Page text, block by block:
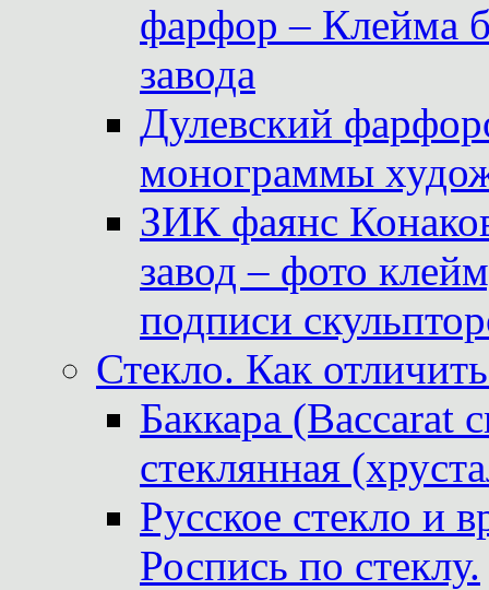
фарфор – Клейма
завода
Дулевский
монограммы
ЗИК фаянс
завод – фото
подписи
Стекло. Как
Баккара (Baccarat
стеклянная
Русское стекло и
Роспись по стеклу.